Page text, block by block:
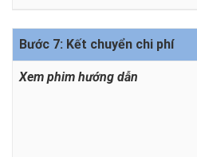
Bước 7: Kết chuyển chi phí
Xem phim hướng dẫn